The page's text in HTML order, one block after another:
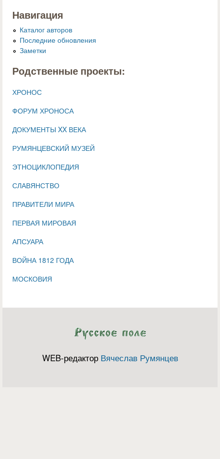
Навигация
Каталог авторов
Последние обновления
Заметки
Родственные проекты:
ХРОНОС
ФОРУМ ХРОНОСА
ДОКУМЕНТЫ XX ВЕКА
РУМЯНЦЕВСКИЙ МУЗЕЙ
ЭТНОЦИКЛОПЕДИЯ
СЛАВЯНСТВО
ПРАВИТЕЛИ МИРА
ПЕРВАЯ МИРОВАЯ
АПСУАРА
ВОЙНА 1812 ГОДА
МОСКОВИЯ
WEB-редактор Вячеслав Румянцев